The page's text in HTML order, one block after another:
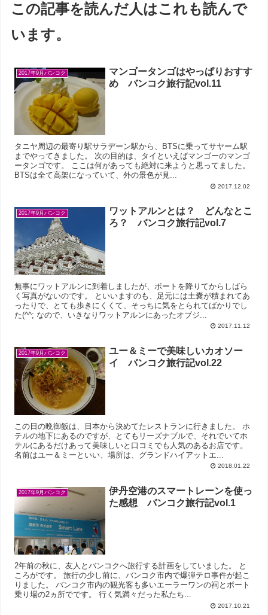
この記事を読んだ人はこれも読んで
います。
2017年9月バンコク
マンゴータンゴはやっぱりおすす
め バンコク旅行記vol.11
タニヤ周辺の最寄り駅サラデーン駅から、BTSに乗ってサヤーム駅
までやってきました。 次の目的は、タイといえばマンゴーのマンゴ
ータンゴです。 ここは何があっても絶対に来ようと思ってました。
BTSは全て高架になっていて、外の景色が見...
2017.12.02
2017年9月バンコク
ワットアルンとは？ どんなとこ
ろ？ バンコク旅行記vol.7
無事にワットアルンに到着しましたが、ボートを降りてからしばら
く写真がないのです。 といいますのも、足元には土嚢が積まれてあ
ったりで、とても歩きにくくて、そっちに気をとられてばかりでし
た(^^; なので、いきなりワットアルンにあったオブジ...
2017.11.12
2017年9月バンコク
ユー＆ミーで美味しいカオソー
イ バンコク旅行記vol.22
この日の晩御飯は、日本から決めてたレストランに行きました。 ホ
テルの地下にあるのですが、とてもリーズナブルで、それでいてホ
テルにあるだけあって美味しいと口コミでも人気のあるお店です。
名前はユー＆ミーといい、場所は、グランドハイアットエ...
2018.01.22
2017年9月バンコク
伊丹空港のスマートレーンを使っ
た感想 バンコク旅行記vol.1
2年前の秋に、友人とバンコクへ旅行する計画をしていました。 と
ころがです。 旅行の少し前に、バンコク市内で爆弾テロ事件が起こ
りました。 バンコク市内の観光客も多いエーラーワンの祠とボート
乗り場の2ヵ所でです。 行く気満々だった私たち...
2017.10.21